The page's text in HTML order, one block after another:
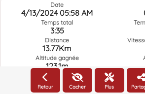
Date
4/13/2024 05:58 AM
Temps total
3:35
Distance
13.77Km
Altitude gagnée
123.1m
Retour Cacher Plus